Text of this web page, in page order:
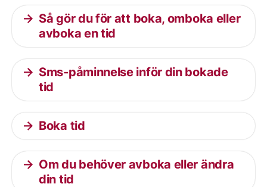
Så gör du för att boka, omboka eller
avboka en tid
Sms-påminnelse inför din bokade
tid
Boka tid
Om du behöver avboka eller ändra
din tid